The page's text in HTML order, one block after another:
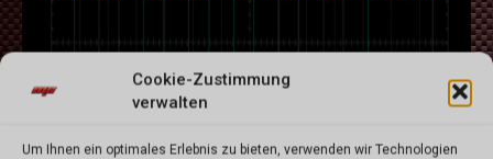
Cookie-Zustimmung
verwalten
Um Ihnen ein optimales Erlebnis zu bieten, verwenden wir Technologien